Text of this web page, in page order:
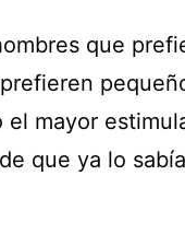
que
el mayor
que ya lo